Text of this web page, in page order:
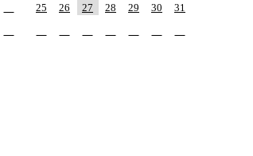
25
26 27 28 29 30 31